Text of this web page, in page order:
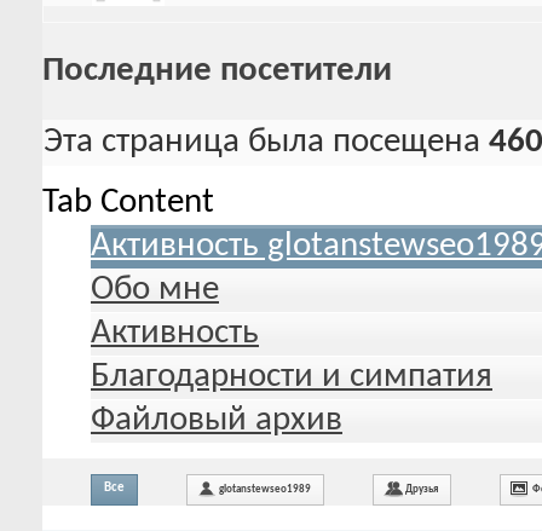
Последние посетители
Эта страница была посещена 460
Tab Content
Активность
Обо мне
Активность
Благодарности и симпатия
Файловый архив
Все glotanstewseo1989 Друзья